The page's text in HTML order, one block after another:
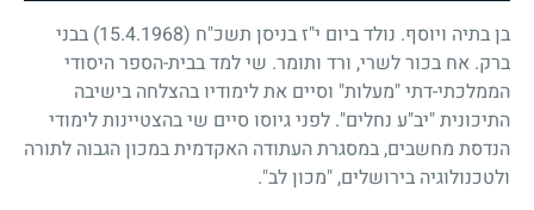
בן בתיה ויוסף. נולד ביום י"ז בניסן תשכ"ח (15.4.1968)
בבני
ברק. אח בכור לשרי, ורד ותומר. שי למד בבית-הספר היסודי
הממלכתי-דתי "מעלות" וסיים את לימודיו בהצלחה בישיבה
התיכונית "יב"ע נחלים". לפני גיוסו סיים שי בהצטיינות לימודי
הנדסת מחשבים, במסגרת העתודה האקדמית במכון הגבוה לתורה
ולטכנולוגיה בירושלים, "מכון לב".